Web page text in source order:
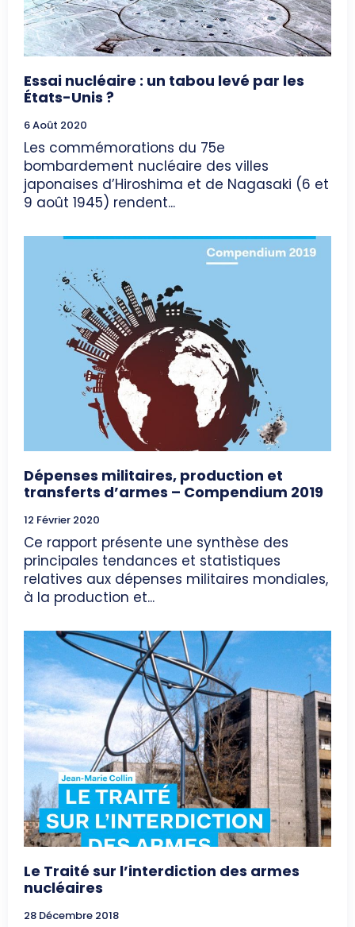
Essai nucléaire : un tabou levé par les
États-Unis ?
6 Août 2020
Les commémorations du 75e
bombardement nucléaire des villes
japonaises d’Hiroshima et de Nagasaki (6 et
9 août 1945) rendent...
Dépenses militaires, production et
transferts d’armes – Compendium 2019
12 Février 2020
Ce rapport présente une synthèse des
principales tendances et statistiques
relatives aux dépenses militaires mondiales,
à la production et...
Le Traité sur l’interdiction des armes
nucléaires
28 Décembre 2018